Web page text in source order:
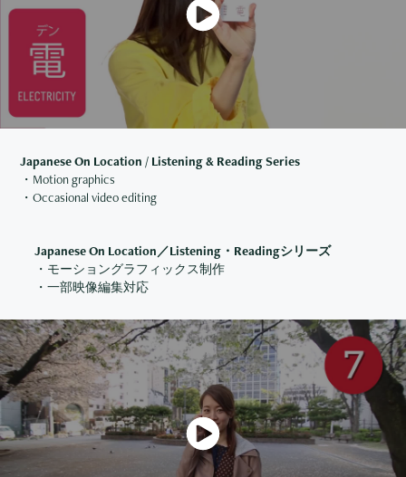
Japanese On Location / Listening & Reading Series
・Motion graphics
・Occasional video editing
Japanese On Location／Listening・Readingシリーズ
・モーショングラフィックス制作
・一部映像編集対応